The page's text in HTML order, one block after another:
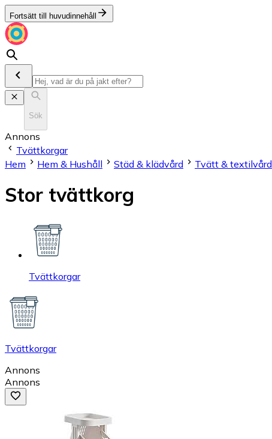
Fortsätt till huvudinnehåll
Sök
Annons
Tvättkorgar
Hem
Hem & Hushåll Städ & klädvård Tvätt & textilvård
Stor tvättkorg
Tvättkorgar
Tvättkorgar
Annons
Annons